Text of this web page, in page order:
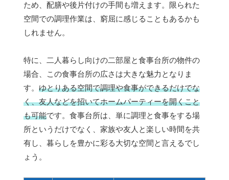
ため、配膳や後片付けの手間も増えます。限られた
空間での調理作業は、窮屈に感じることもあるかも
しれません。
特に、二人暮らし向けの二部屋と食事台所の物件の
場合、この食事台所の広さは大きな魅力となりま
す。 ゆとりある空間で調理や食事ができるだけでな
く、友人などを招いてホームパーティーを開くこと
も可能です。食事台所は、単に調理と食事をする場
所というだけでなく、家族や友人と楽しい時間を共
有し、暮らしを豊かに彩る大切な空間と言えるでし
ょう。